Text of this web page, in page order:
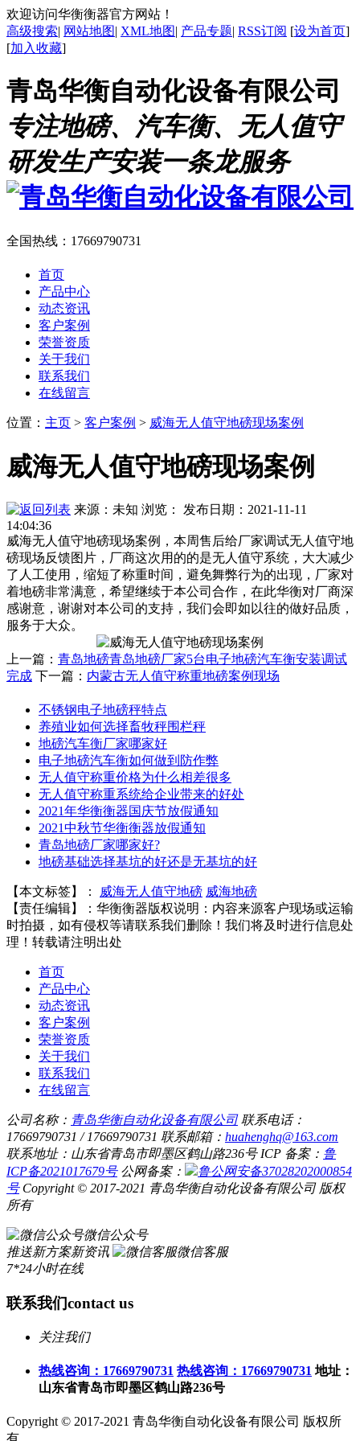
欢迎访问华衡衡器官方网站！
高级搜索| 网站地图| XML地图| 产品专题| RSS订阅 [设为首页]
[加入收藏]
青岛华衡自动化设备有限公司
专注地磅、汽车衡、无人值守
研发生产安装一条龙服务
全国热线： 17669790731
首页
产品中心
动态资讯
客户案例
荣誉资质
关于我们
联系我们
在线留言
位置 ： 主页 > 客户案例 > 威海无人值守地磅现场案例
威海无人值守地磅现场案例
来源：未知 浏览：
发布日期：2021-11-11
14:04:36
威海无人值守地磅现场案例，本周售后给厂家调试无人值守地
磅现场反馈图片，厂商这次用的的是无人值守系统，大大减少
了人工使用，缩短了称重时间，避免舞弊行为的出现，厂家对
着地磅非常满意，希望继续于本公司合作，在此华衡对厂商深
感谢意，谢谢对本公司的支持，我们会即如以往的做好品质，
服务于大众。
上一篇： 青岛地磅青岛地磅厂家5台电子地磅汽车衡安装调试
完成 下一篇： 内蒙古无人值守称重地磅案例现场
不锈钢电子地磅秤特点
养殖业如何选择畜牧秤围栏秤
地磅汽车衡厂家哪家好
电子地磅汽车衡如何做到防作弊
无人值守称重价格为什么相差很多
无人值守称重系统给企业带来的好处
2021年华衡衡器国庆节放假通知
2021中秋节华衡衡器放假通知
青岛地磅厂家哪家好?
地磅基础选择基坑的好还是无基坑的好
【本文标签】： 威海无人值守地磅 威海地磅
【责任编辑】： 华衡衡器版权说明：内容来源客户现场或运输
时拍摄，如有侵权等请联系我们删除！我们将及时进行信息处
理！转载请注明出处
首页
产品中心
动态资讯
客户案例
荣誉资质
关于我们
联系我们
在线留言
公司名称： 青岛华衡自动化设备有限公司 联系电话：
17669790731 / 17669790731 联系邮箱： huahenghq@163.com
联系地址：山东省青岛市即墨区鹤山路236号 ICP 备案： 鲁
ICP备2021017679号 公网备案：
鲁公网安备37028202000854
号 Copyright © 2017-2021 青岛华衡自动化设备有限公司 版权
所有
微信公众号
推送新方案新资讯
微信客服
7*24小时在线
联系我们contact us
关注我们
热线咨询：17669790731 热线咨询：17669790731 地址：
山东省青岛市即墨区鹤山路236号
Copyright © 2017-2021 青岛华衡自动化设备有限公司 版权所